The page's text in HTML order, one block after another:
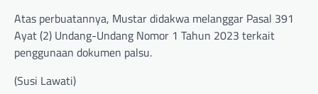
Atas perbuatannya, Mustar didakwa melanggar Pasal 391
Ayat (2) Undang-Undang Nomor 1 Tahun 2023 terkait
penggunaan dokumen palsu.
(Susi Lawati)